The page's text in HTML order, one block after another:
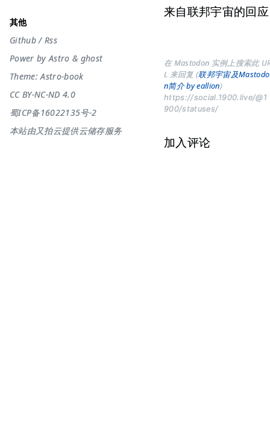
其他
Github/ Rss
Power byAstro & ghost
Theme:Astro-book
CC BY-NC-ND 4.0
蜀ICP备16022135号-2
本站由又拍云提供云储存服务
来自联邦宇宙的回应
在 Mastodon 实例上搜索此
L 来回复 (联邦宇宙及Mastodo
n简介 by eallion)
https://social.1900.live/@1
900/statuses/
加入评论